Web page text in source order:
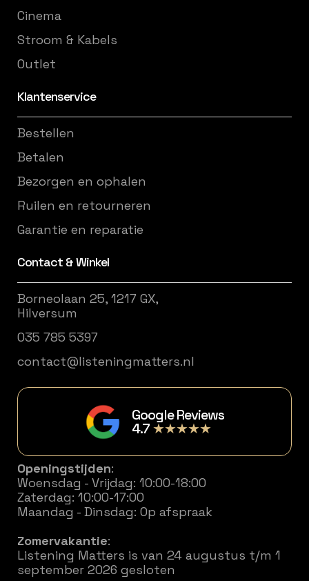
Cinema
Stroom & Kabels
Outlet
Klantenservice
Bestellen
Betalen
Bezorgen en ophalen
Ruilen en retourneren
Garantie en reparatie
Contact & Winkel
Borneolaan 25, 1217 GX,
Hilversum
035 785 5397
contact@listeningmatters.nl
Google Reviews
4.7★★★★★
Openingstijden:
Woensdag - Vrijdag: 10:00-18:00
Zaterdag: 10:00-17:00
Maandag - Dinsdag: Op afspraak
Zomervakantie:
Listening Matters is van 24 augustus t/m 1
september 2026 gesloten